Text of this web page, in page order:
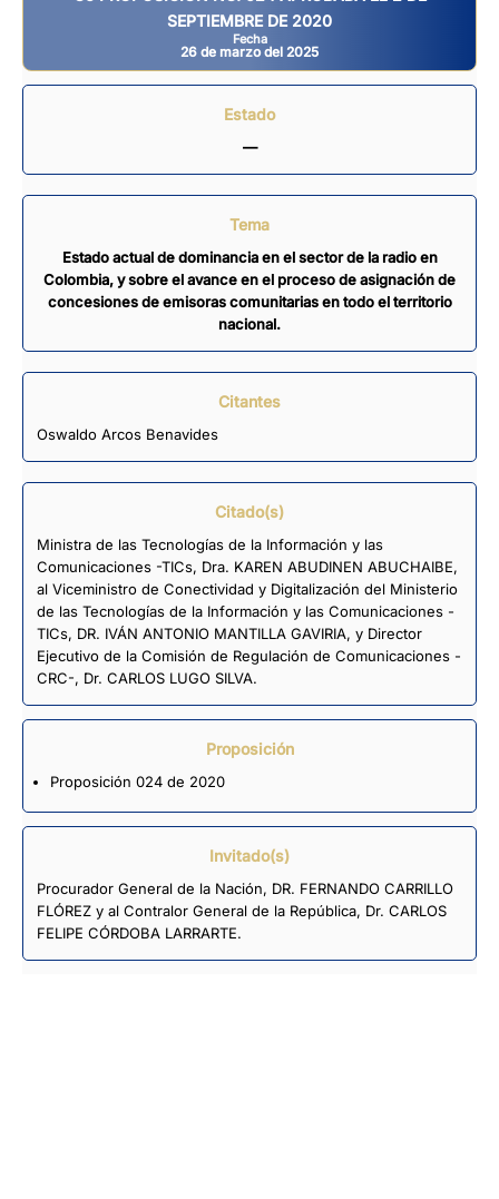
SEPTIEMBRE DE 2020
Fecha
26 de marzo del 2025
Estado
—
Tema
Estado actual de dominancia en el sector de la radio en
Colombia, y sobre el avance en el proceso de asignación de
concesiones de emisoras comunitarias en todo el territorio
nacional.
Citantes
Oswaldo Arcos Benavides
Citado(s)
Ministra de las Tecnologías de la Información y las
Comunicaciones -TICs, Dra. KAREN ABUDINEN ABUCHAIBE,
al Viceministro de Conectividad y Digitalización del Ministerio
de las Tecnologías de la Información y las Comunicaciones -
TICs, DR. IVÁN ANTONIO MANTILLA GAVIRIA, y Director
Ejecutivo de la Comisión de Regulación de Comunicaciones -
CRC-, Dr. CARLOS LUGO SILVA.
Proposición
Proposición 024 de 2020
Invitado(s)
Procurador General de la Nación, DR. FERNANDO CARRILLO
FLÓREZ y al Contralor General de la República, Dr. CARLOS
FELIPE CÓRDOBA LARRARTE.